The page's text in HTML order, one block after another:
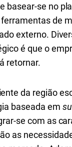
basear-se no
de
externo.
é que o
retornar.
da região
baseada em
se com as
as